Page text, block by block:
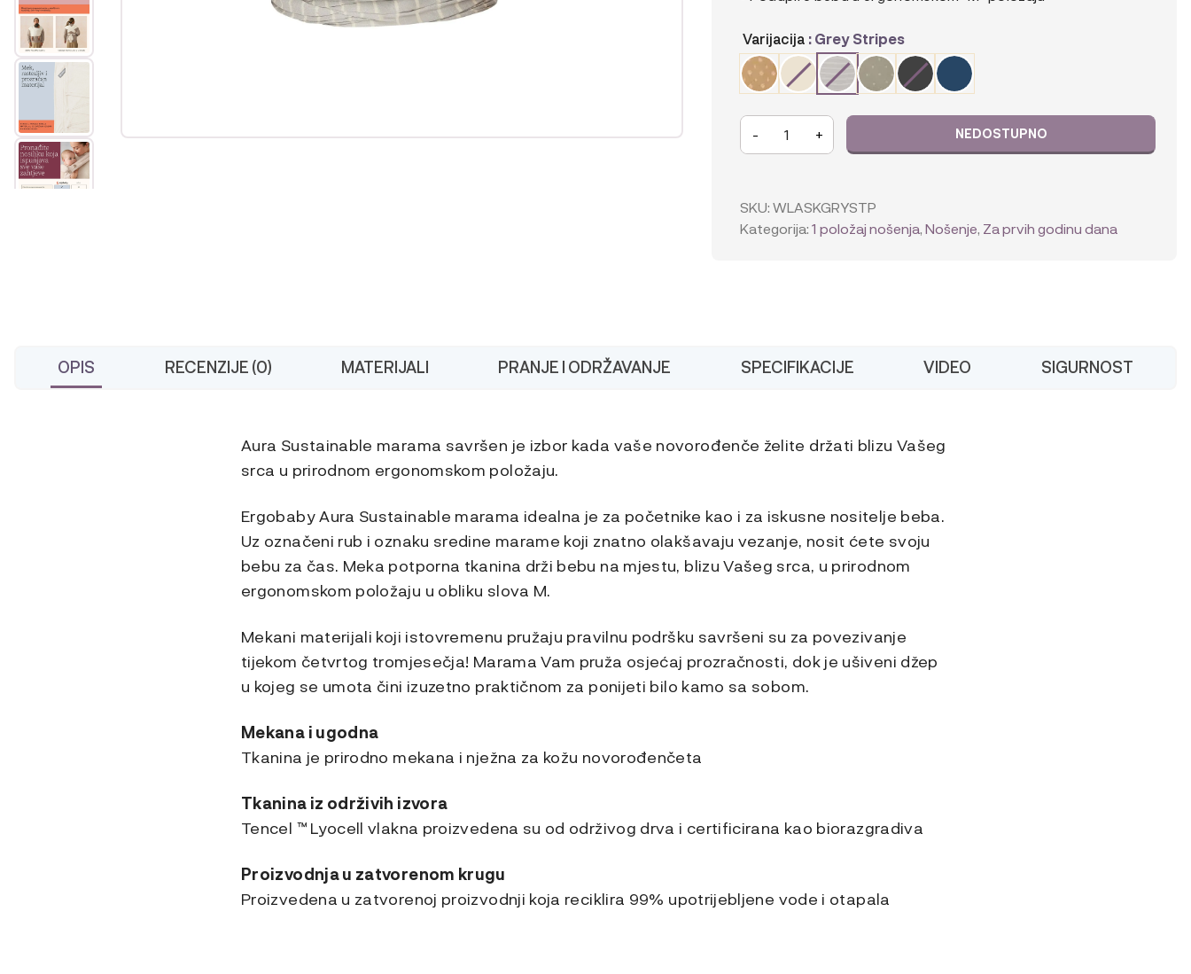
Varijacija : Grey Stripes
Ergobaby
Aura
količina
- +
SKU:WLASKGRYSTP
Kategorija:1 položaj nošenja,Nošenje, Za prvih godinu dana
OPIS RECENZIJE (0) MATERIJALI PRANJE I ODRŽAVANJE SPECIFIKACIJE VIDEO SIGURNOST
Aura Sustainable marama savršen je izbor kada vaše novorođenče želite držati blizu Vašeg
srca u prirodnom ergonomskom položaju.
Ergobaby Aura Sustainable marama idealna je za početnike kao i za iskusne nositelje beba.
Uz označeni rub i oznaku sredine marame koji znatno olakšavaju vezanje, nosit ćete svoju
bebu za čas. Meka potporna tkanina drži bebu na mjestu, blizu Vašeg srca, u prirodnom
ergonomskom položaju u obliku slova M.
Mekani materijali koji istovremenu pružaju pravilnu podršku savršeni su za povezivanje
tijekom četvrtog tromjesečja! Marama Vam pruža osjećaj prozračnosti, dok je ušiveni džep
u kojeg se umota čini izuzetno praktičnom za ponijeti bilo kamo sa sobom.
Mekana i ugodna
Tkanina je prirodno mekana i nježna za kožu novorođenčeta
Tkanina iz održivih izvora
Tencel ™ Lyocell vlakna proizvedena su od održivog drva i certificirana kao biorazgradiva
Proizvodnja u zatvorenom krugu
Proizvedena u zatvorenoj proizvodnji koja reciklira 99% upotrijebljene vode i otapala